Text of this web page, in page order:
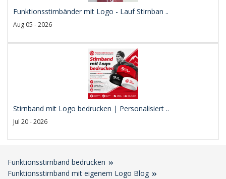
Funktionsstirnbänder mit Logo - Lauf Stirnban ..
Aug 05 - 2026
Stirnband mit Logo bedrucken | Personalisiert ..
Jul 20 - 2026
Funktionsstirnband bedrucken
Funktionsstirnband mit eigenem Logo Blog